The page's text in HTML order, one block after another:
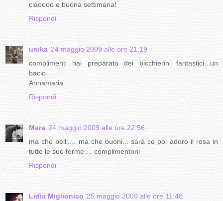
ciaoooo e buona settimana!
Rispondi
unika 24 maggio 2009 alle ore 21:19
complimenti hai preparato dei bicchierini fantastici...un
bacio
Annamaria
Rispondi
Mara 24 maggio 2009 alle ore 22:56
ma che belli.... ma che buoni... sarà ce poi adoro il rosa in
tutte le sue forme.... complimentoni
Rispondi
Lidia Miglionico 25 maggio 2009 alle ore 11:48